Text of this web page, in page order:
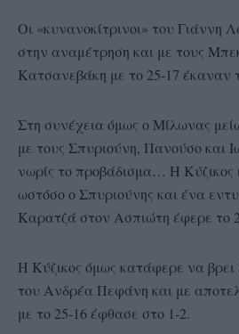
Οι «κυνανοκίτρινοι» του Γιάννη
στην αναμέτρηση και με τους
Κατσανεβάκη με το 25-17 έκαναν
Στη συνέχεια όμως ο Μίλωνας
με τους Σπυριούνη, Πανούσο και
νωρίς το προβάδισμα… Η Κύζικος
ωστόσο ο Σπυριούνης και ένα
Καρατζά στον Ασπιώτη έφερε το
Η Κύζικος όμως κατάφερε να
του Ανδρέα Πεφάνη και με
με το 25-16 έφθασε στο 1-2.